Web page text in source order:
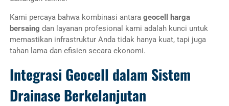
Kami percaya bahwa kombinasi antara geocell harga
bersaing dan layanan profesional kami adalah kunci untuk
memastikan infrastruktur Anda tidak hanya kuat, tapi juga
tahan lama dan efisien secara ekonomi.
Integrasi Geocell dalam Sistem
Drainase Berkelanjutan